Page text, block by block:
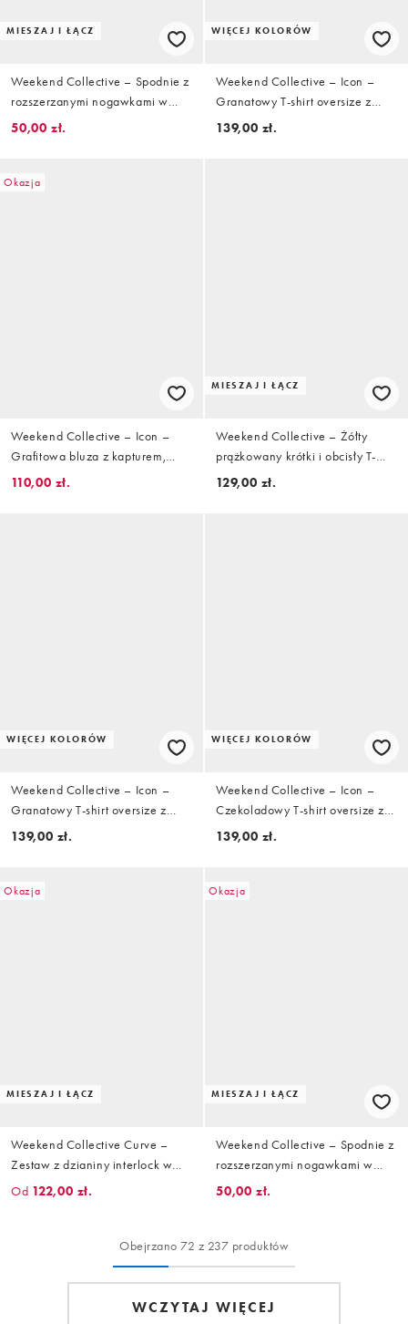
MIESZAJ I ŁĄCZ
Weekend Collective – Spodnie z
rozszerzanymi nogawkami w
kolorze pudrowego różu, część
50,00 zł.
WIĘCEJ KOLORÓW
Weekend Collective – Icon –
Granatowy T-shirt oversize z
grafiką WCA
139,00 zł.
Okazja
Weekend Collective – Icon –
Grafitowa bluza z kapturem,
logo na plecach i efektem
110,00 zł.
MIESZAJ I ŁĄCZ
Weekend Collective – Żółty
prążkowany krótki i obcisły T-
shirt z grafiką z napisem
129,00 zł.
WIĘCEJ KOLORÓW
Weekend Collective – Icon –
Granatowy T-shirt oversize z
dużym napisem na plecach
139,00 zł.
WIĘCEJ KOLORÓW
Weekend Collective – Icon –
Czekoladowy T-shirt oversize z
nadrukiem z logo na plecach
139,00 zł.
Okazja
MIESZAJ I ŁĄCZ
Weekend Collective Curve –
Zestaw z dzianiny interlock w
kolorze zgaszonego różu
Od 122,00 zł.
Okazja
MIESZAJ I ŁĄCZ
Weekend Collective – Spodnie z
rozszerzanymi nogawkami w
kolorze pudrowego różu, część
50,00 zł.
Obejrzano 72 z 237 produktów
WCZYTAJ WIĘCEJ